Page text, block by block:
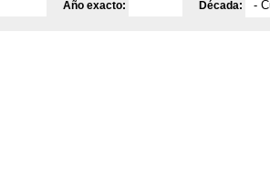
Año exacto: Década: